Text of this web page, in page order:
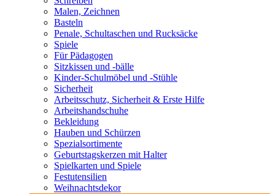
Malen, Zeichnen
Basteln
Penale, Schultaschen und Rucksäcke
Spiele
Für Pädagogen
Sitzkissen und -bälle
Kinder-Schulmöbel und -Stühle
Sicherheit
Arbeitsschutz, Sicherheit & Erste Hilfe
Arbeitshandschuhe
Bekleidung
Hauben und Schürzen
Spezialsortimente
Geburtstagskerzen mit Halter
Spielkarten und Spiele
Festutensilien
Weihnachtsdekor